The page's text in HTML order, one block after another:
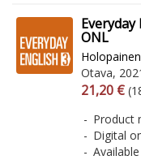
ONL
Otava,
21,20 €
Product
Digital